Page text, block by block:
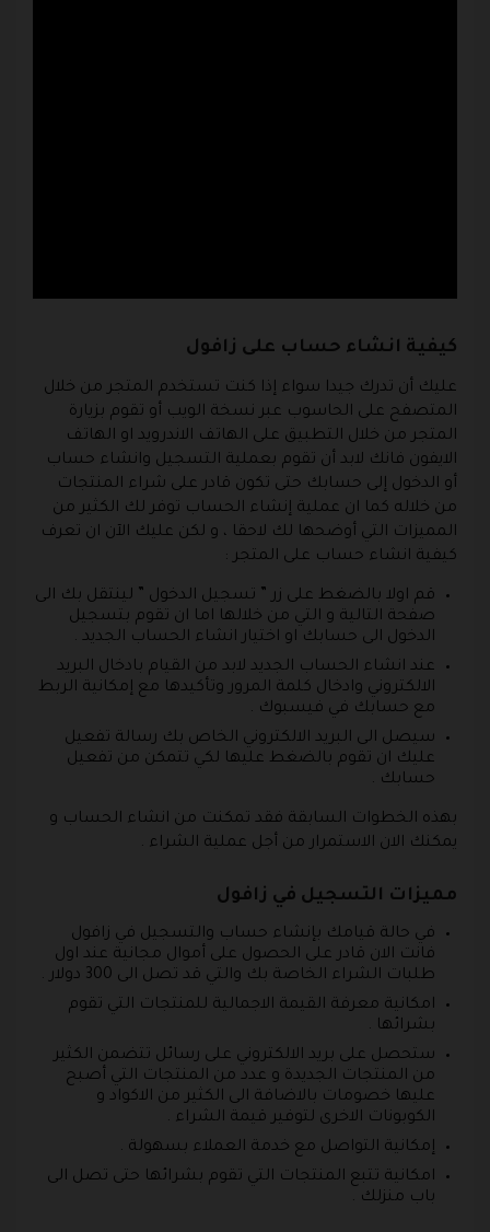
كيفية انشاء حساب على زافول
عليك أن تدرك جيدا سواء إذا كنت تستخدم المتجر من خلال
المتصفح على الحاسوب عبر نسخة الويب أو تقوم بزيارة
المتجر من خلال التطبيق على الهاتف الاندرويد او الهاتف
الايفون فانك لابد أن تقوم بعملية التسجيل وانشاء حساب
أو الدخول إلى حسابك حتى تكون قادر على شراء المنتجات
من خلاله كما ان عملية إنشاء الحساب توفر لك الكثير من
المميزات التي أوضحها لك لاحقا ، و لكن عليك الآن ان تعرف
كيفية انشاء حساب على المتجر :
قم اولا بالضغط على زر ” تسجيل الدخول ” لينتقل بك الى
صفحة التالية و التي من خلالها اما ان تقوم بتسجيل
الدخول الى حسابك او اختيار انشاء الحساب الجديد .
عند انشاء الحساب الجديد لابد من القيام بادخال البريد
الالكتروني وادخال كلمة المرور وتأكيدها مع إمكانية الربط
مع حسابك في فيسبوك .
سيصل الى البريد الالكتروني الخاص بك رسالة تفعيل
عليك ان تقوم بالضغط عليها لكي تتمكن من تفعيل
حسابك .
بهذه الخطوات السابقة فقد تمكنت من انشاء الحساب و
يمكنك الان الاستمرار من أجل عملية الشراء .
مميزات التسجيل في زافول
في حالة قيامك بإنشاء حساب والتسجيل في زافول
فانت الان قادر على الحصول على أموال مجانية عند اول
طلبات الشراء الخاصة بك والتي قد تصل الى 300 دولار .
امكانية معرفة القيمة الاجمالية للمنتجات التي تقوم
بشرائها .
ستحصل على بريد الالكتروني على رسائل تتضمن الكثير
من المنتجات الجديدة و عدد من المنتجات التي أصبح
عليها خصومات بالاضافة الى الكثير من الاكواد و
الكوبونات الاخرى لتوفير قيمة الشراء .
إمكانية التواصل مع خدمة العملاء بسهولة .
امكانية تتبع المنتجات التي تقوم بشرائها حتى تصل الى
باب منزلك .